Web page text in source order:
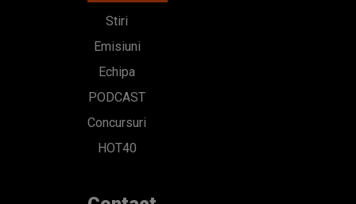
Stiri
Emisiuni
Echipa
PODCAST
Concursuri
HOT40